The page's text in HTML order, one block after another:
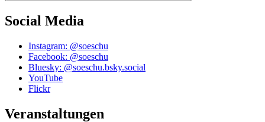
Social Media
Instagram: @soeschu
Facebook: @soeschu
Bluesky: @soeschu.bsky.social
YouTube
Flickr
Veranstaltungen